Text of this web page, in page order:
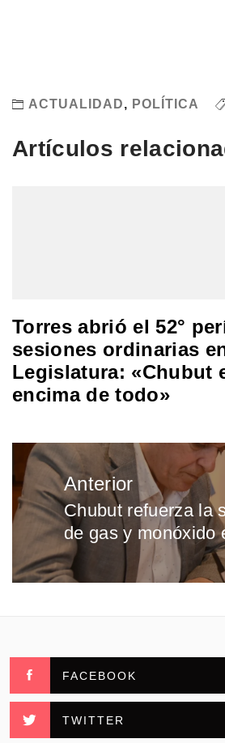
ACTUALIDAD, POLÍTICA
Artículos
Torres abrió el 52°
sesiones ordinarias
Legislatura: «Chubut
encima de todo»
Navegación
de
entradas
Anterior
Entrada
anterior:
Chubut refuerza la
de gas y monóxido
FACEBOOK
TWITTER